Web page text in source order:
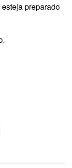
preparado